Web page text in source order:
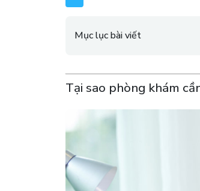
Mục lục bài viết
Tại sao phòng khám